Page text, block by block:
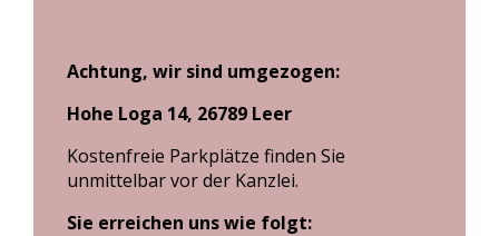
Achtung, wir sind umgezogen:
Hohe Loga 14, 26789 Leer
Kostenfreie Parkplätze finden Sie
unmittelbar vor der Kanzlei.
Sie erreichen uns wie folgt: